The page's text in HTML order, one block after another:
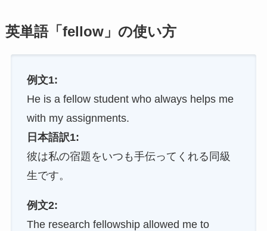
英単語「fellow」の使い方
例文1:
He is a fellow student who always helps me
with my assignments.
日本語訳1:
彼は私の宿題をいつも手伝ってくれる同級
生です。
例文2:
The research fellowship allowed me to